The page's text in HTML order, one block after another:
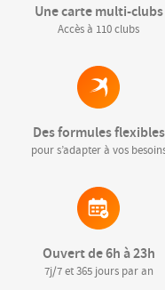
Une carte multi-clubs
Accès à 110 clubs
Des formules flexibles
pour s’adapter à vos
Ouvert de 6h à 23h
7j/7 et 365 jours par an